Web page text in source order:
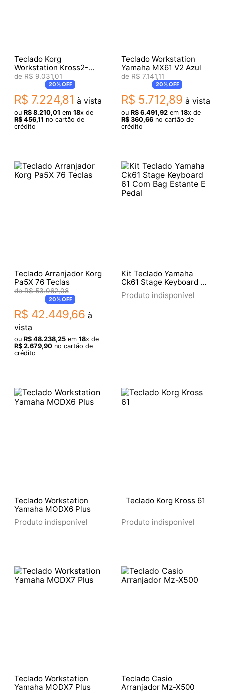
Teclado Korg
Workstation Kross2-
61Azul Dark Blue
R$ 9.031,01
20%OFF
R$ 7.224,81 à vista
ou R$ 8.210,01 em 18x de
R$ 456,11 no cartão de
crédito
Teclado Workstation
Yamaha MX61 V2 Azul
R$ 7.141,11
20%OFF
R$ 5.712,89 à vista
ou R$ 6.491,92em 18x de
R$ 360,66no cartão de
crédito
Teclado Arranjador Korg
Pa5X 76 Teclas
R$ 53.062,08
20%OFF
R$ 42.449,66 à
vista
ou R$ 48.238,25em 18x de
R$ 2.679,90no cartão de
crédito
Kit Teclado Yamaha
Ck61 Stage Keyboard 61
Com Bag Estante E
Pedal
Produto indisponível
Teclado Workstation
Yamaha MODX6 Plus
Produto indisponível
Teclado Korg Kross 61
Produto indisponível
Teclado Workstation
Yamaha MODX7 Plus
Teclado Casio
Arranjador Mz-X500